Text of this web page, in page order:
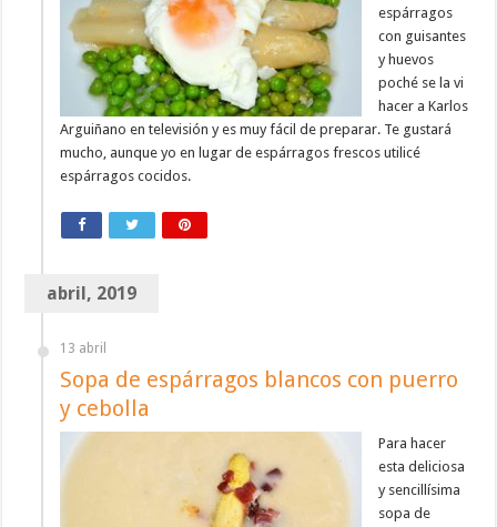
espárragos
con guisantes
y huevos
poché se la vi
hacer a Karlos
Arguiñano en televisión y es muy fácil de preparar. Te gustará
mucho, aunque yo en lugar de espárragos frescos utilicé
espárragos cocidos.
abril, 2019
13 abril
Sopa de espárragos blancos con puerro
y cebolla
Para hacer
esta deliciosa
y sencillísima
sopa de